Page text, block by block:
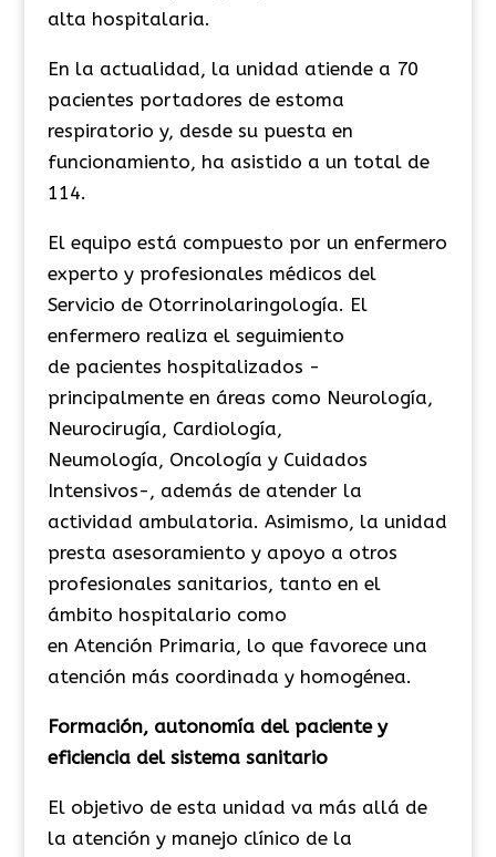
alta hospitalaria.
En la actualidad, la unidad atiende a 70
pacientes portadores de estoma
respiratorio y, desde su puesta en
funcionamiento, ha asistido a un total de
114.
El equipo está compuesto por un enfermero
experto y profesionales médicos del
Servicio de Otorrinolaringología. El
enfermero realiza el seguimiento
de pacientes hospitalizados -
principalmente en áreas como Neurología,
Neurocirugía, Cardiología,
Neumología, Oncología y Cuidados
Intensivos-, además de atender la
actividad ambulatoria. Asimismo, la unidad
presta asesoramiento y apoyo a otros
profesionales sanitarios, tanto en el
ámbito hospitalario como
en Atención Primaria, lo que favorece una
atención más coordinada y homogénea.
Formación, autonomía del paciente y
eficiencia del sistema sanitario
El objetivo de esta unidad va más allá de
la atención y manejo clínico de la